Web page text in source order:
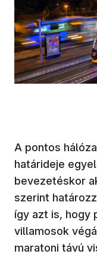
A pontos
határideje
bevezetéskor
szerint
így azt is, hogy
villamosok
maratoni távú